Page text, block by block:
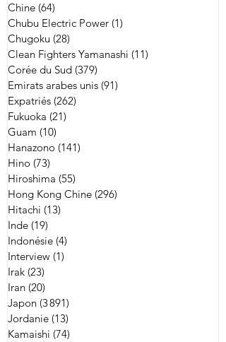
Chine (64)
Chubu Electric Power (1)
Chugoku (28)
Clean Fighters Yamanashi (11)
Corée du Sud (379)
Emirats arabes unis (91)
Expatriés (262)
Fukuoka (21)
Guam (10)
Hanazono (141)
Hino (73)
Hiroshima (55)
Hong Kong Chine (296)
Hitachi (13)
Inde (19)
Indonésie (4)
Interview (1)
Irak (23)
Iran (20)
Japon (3 891)
Jordanie (13)
Kamaishi (74)